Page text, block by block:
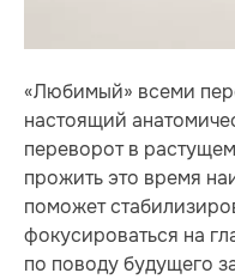
«Любимый» всеми
настоящий
переворот в
прожить это время
поможет
фокусироваться на
по поводу будущего